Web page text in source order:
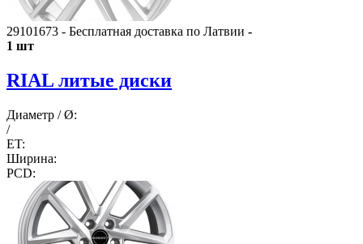
29101673 - Бесплатная доставка по Латвии -
1 шт
RIAL литые диски
Диаметр / Ø:
/
ET:
Ширина:
PCD: